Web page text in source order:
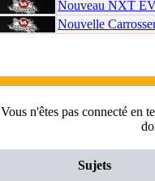
Nouveau Funtek
Vous n'êtes pas connecté en
Sujets